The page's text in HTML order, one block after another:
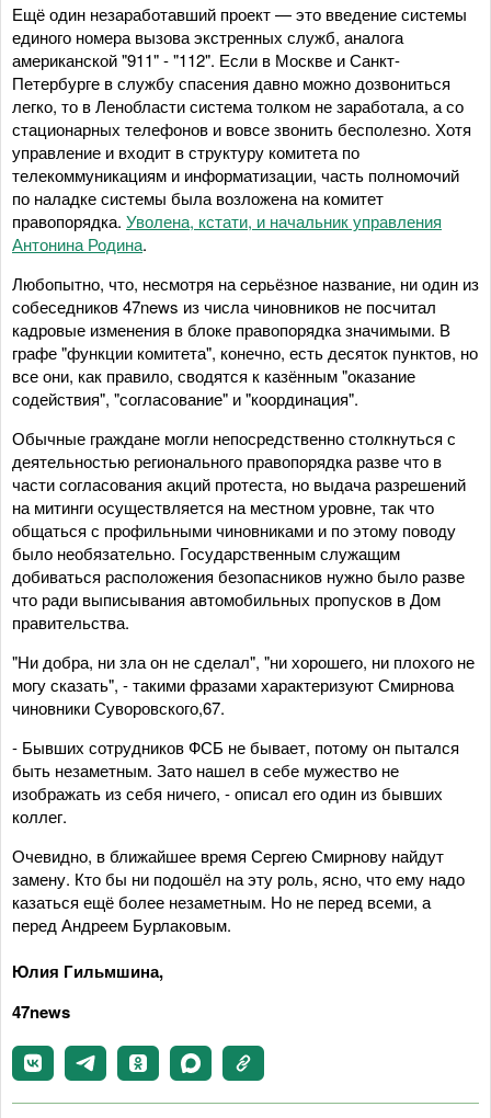
Ещё один незаработавший проект — это введение системы
единого номера вызова экстренных служб, аналога
американской "911" - "112". Если в Москве и Санкт-
Петербурге в службу спасения давно можно дозвониться
легко, то в Ленобласти система толком не заработала, а со
стационарных телефонов и вовсе звонить бесполезно. Хотя
управление и входит в структуру комитета по
телекоммуникациям и информатизации, часть полномочий
по наладке системы была возложена на комитет
правопорядка. Уволена, кстати, и начальник управления
Антонина Родина.
Любопытно, что, несмотря на серьёзное название, ни один из
собеседников 47news из числа чиновников не посчитал
кадровые изменения в блоке правопорядка значимыми. В
графе "функции комитета", конечно, есть десяток пунктов, но
все они, как правило, сводятся к казённым "оказание
содействия", "согласование" и "координация".
Обычные граждане могли непосредственно столкнуться с
деятельностью регионального правопорядка разве что в
части согласования акций протеста, но выдача разрешений
на митинги осуществляется на местном уровне, так что
общаться с профильными чиновниками и по этому поводу
было необязательно. Государственным служащим
добиваться расположения безопасников нужно было разве
что ради выписывания автомобильных пропусков в Дом
правительства.
"Ни добра, ни зла он не сделал", "ни хорошего, ни плохого не
могу сказать", - такими фразами характеризуют Смирнова
чиновники Суворовского,67.
- Бывших сотрудников ФСБ не бывает, потому он пытался
быть незаметным. Зато нашел в себе мужество не
изображать из себя ничего, - описал его один из бывших
коллег.
Очевидно, в ближайшее время Сергею Смирнову найдут
замену. Кто бы ни подошёл на эту роль, ясно, что ему надо
казаться ещё более незаметным. Но не перед всеми, а
перед Андреем Бурлаковым.
Юлия Гильмшина,
47news